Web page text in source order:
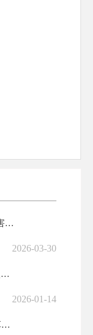
全民防灾减灾科普知识九大自然伤害预防与防范措施——2026年全国防灾...
2026-03-30
甘肃省公安机关公布5起森林草原火灾典型案例
2026-01-14
定西市安定区2025-2026年度森林草原防火命令